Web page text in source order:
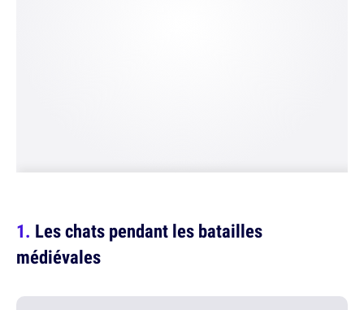
Les chats pendant les batailles
médiévales